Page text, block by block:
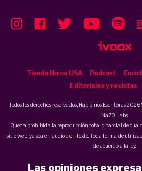
Tienda libros USA Podcast
Editoriales y revistas
Todos los derechos reservados, Hablemos Escritoras 2026
NaZO Labs
Queda prohibida la reproducción total o parcial de
sitio web, ya sea en audio o en texto. Toda forma de
de acuerdo a la ley.
Las opiniones